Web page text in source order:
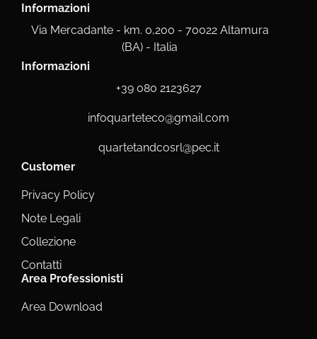
Informazioni
Via Mercadante - km. 0,200 - 70022 Altamura
(BA) - Italia
Informazioni
+39 080 2123627
infoquarteteco@gmail.com
quartetandcosrl@pec.it
Customer
Privacy Policy
Note Legali
Collezione
Contatti
Area Professionisti
Area Download